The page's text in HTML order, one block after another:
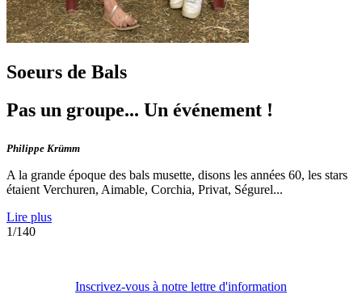
Soeurs de Bals
Pas un groupe... Un événement !
Philippe Krümm
A la grande époque des bals musette, disons les années 60, les stars
étaient Verchuren, Aimable, Corchia, Privat, Ségurel...
Lire plus
1/140
Inscrivez-vous à notre lettre d'information